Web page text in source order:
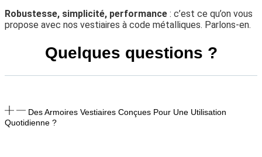
Robustesse, simplicité, performance : c’est ce qu’on vous
propose avec nos vestiaires à code métalliques. Parlons-en.
Quelques questions ?
Des Armoires Vestiaires Conçues Pour Une Utilisation
Quotidienne ?